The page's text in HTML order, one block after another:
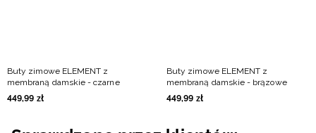
Buty zimowe ELEMENT z
membraną damskie - czarne
449,99 zł
Buty zimowe ELEMENT z
membraną damskie - brązowe
449,99 zł